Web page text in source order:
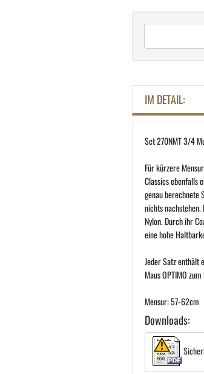
IM DETAIL:
Set 270NMT 3/4
Für kürzere
Classics ebenfalls
genau berechnete
nichts
Nylon. Durch ihr
eine hohe
Jeder Satz enthält
Maus OPTIMO
Mensur: 57-62cm
Downloads: